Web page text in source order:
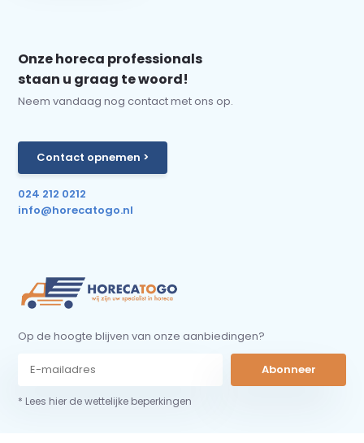
Onze horeca professionals
staan u graag te woord!
Neem vandaag nog contact met ons op.
Contact opnemen >
024 212 0212
info@horecatogo.nl
Op de hoogte blijven van onze aanbiedingen?
Abonneer
* Lees hier de wettelijke beperkingen